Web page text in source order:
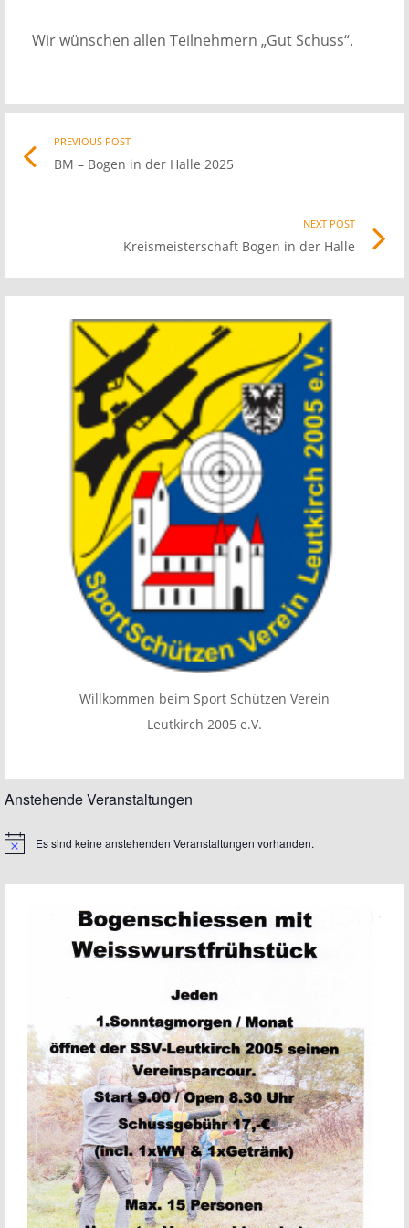
Wir wünschen allen Teilnehmern „Gut Schuss“.
PostPREVIOUS POST
BM – Bogen in der Halle 2025
NEXT POST
Kreismeisterschaft Bogen in der Halle
link
Willkommen beim Sport Schützen Verein
Leutkirch 2005 e.V.
Anstehende Veranstaltungen
HinweisEs sind keine anstehenden Veranstaltungen vorhanden.